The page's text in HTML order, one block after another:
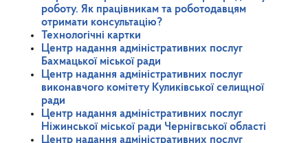
роботу. Як працівникам та роботодавцям
отримати консультацію?
Технологічні картки
Центр надання адміністративних послуг
Бахмацької міської ради
Центр надання адміністративних послуг
виконавчого комітету Куликівської селищної
ради
Центр надання адміністративних послуг
Ніжинської міської ради Чернігвської області
Центр надання адміністративних послуг